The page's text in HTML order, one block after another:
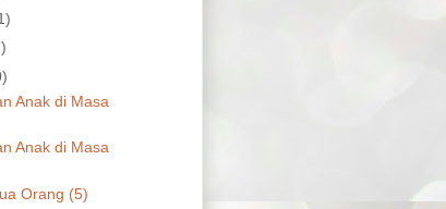
Anak di Masa
Anak di Masa
Orang (5)